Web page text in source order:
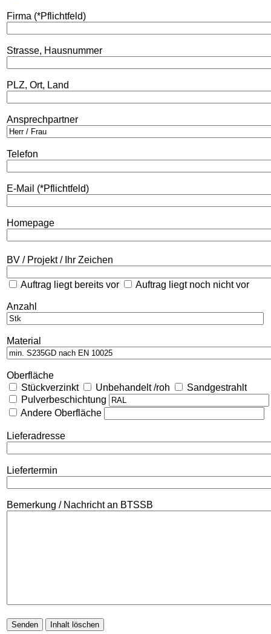
Firma (*Pflichtfeld)
Strasse, Hausnummer
PLZ, Ort, Land
Ansprechpartner
Telefon
E-Mail (*Pflichtfeld)
Homepage
BV / Projekt / Ihr Zeichen
Auftrag liegt bereits vor Auftrag liegt noch nicht vor
Anzahl
Material
Oberfläche
Stückverzinkt
Unbehandelt /roh
Sandgestrahlt
Pulverbeschichtung
Andere Oberfläche
Lieferadresse
Liefertermin
Bemerkung / Nachricht an BTSSB